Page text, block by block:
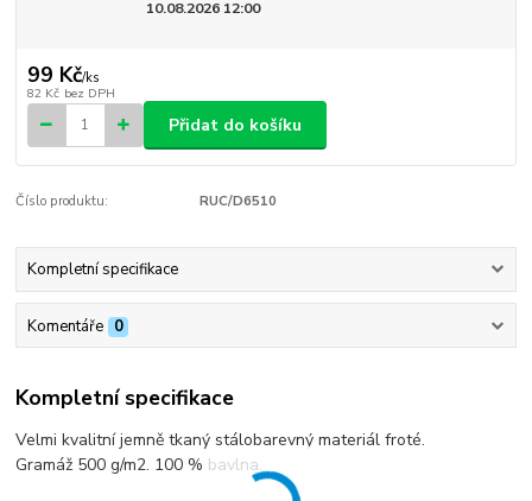
10.08.2026 12:00
99 Kč/ks
82 Kč bez DPH
Přidat do košíku
Číslo produktu: RUC/D6510
Kompletní specifikace
Komentáře 0
Kompletní specifikace
Velmi kvalitní jemně tkaný stálobarevný materiál froté.
Gramáž 500 g/m2. 100 % bavlna.